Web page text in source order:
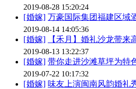
2019-08-28 15:20:24
[婚嫁] 万豪国际集团福建区域
2019-08-14 14:05:36
[婚嫁] 【禾月】婚礼沙龙带来
2019-08-13 13:22:37
[婚嫁] 带你走进沙滩草坪为特
2019-07-22 10:17:32
[婚嫁] 味友上演闽南风韵婚礼